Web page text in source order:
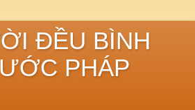
ĐỀU BÌNH
PHÁP